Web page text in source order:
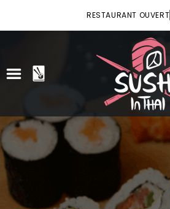
RESTAURANT OUVERT
ACCUEIL
VOTRE COMPTE